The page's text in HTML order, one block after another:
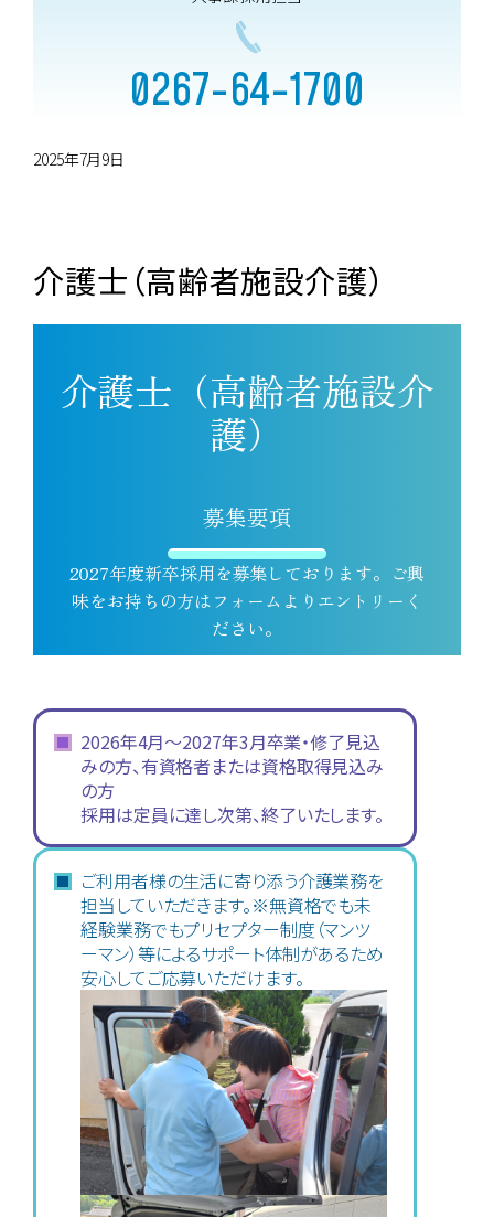
0267-64-1700
2025年7月9日
介護士（高齢者施設介護）
介護士（高齢者施設介
護）
募集要項
2027年度新卒採用を募集しております。ご興
味をお持ちの方はフォームよりエントリーく
ださい。
2026年4月〜2027年3月卒業・修了見込
みの方、有資格者または資格取得見込み
の方
採用は定員に達し次第、終了いたします。
ご利用者様の生活に寄り添う介護業務を
担当していただきます。※無資格でも未
経験業務でもプリセプター制度（マンツ
ーマン）等によるサポート体制があるため
安心してご応募いただけます。